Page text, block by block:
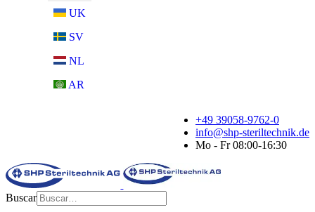
UK
SV
NL
AR
+49 39058-9762-0
info@shp-steriltechnik.de
Mo - Fr 08:00-16:30
Buscar